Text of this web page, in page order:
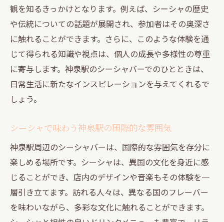
観を知るきっかけとなります。例えば、シーシャの歴史
や伝統についての話題が展開され、参加者はその奥深さ
に触れることができます。さらに、このような体験を通
じて得られる知識や視点は、個人の成長や多様性の尊重
に寄与します。神泉駅のシーシャバーでのひとときは、
日常生活に新たなインスピレーションを与えてくれるで
しょう。
シーシャで味わう神泉駅の国際的な雰囲気
神泉駅周辺のシーシャバーは、国際的な雰囲気を存分に
楽しめる場所です。シーシャは、異国の文化を身近に感
じることができ、店内のデザインや音楽もその体験を一
層引き立てます。訪れる人々は、異なる国のフレーバー
を味わいながら、多彩な文化に触れることができます。